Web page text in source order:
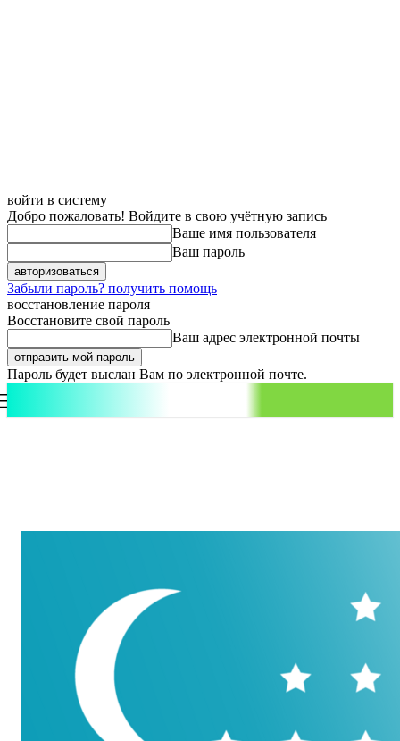
войти в систему
Добро пожаловать! Войдите в свою учётную запись
Ваше имя пользователя
Ваш пароль
Забыли пароль? получить помощь
восстановление пароля
Восстановите свой пароль
Ваш адрес электронной почты
Пароль будет выслан Вам по электронной почте.